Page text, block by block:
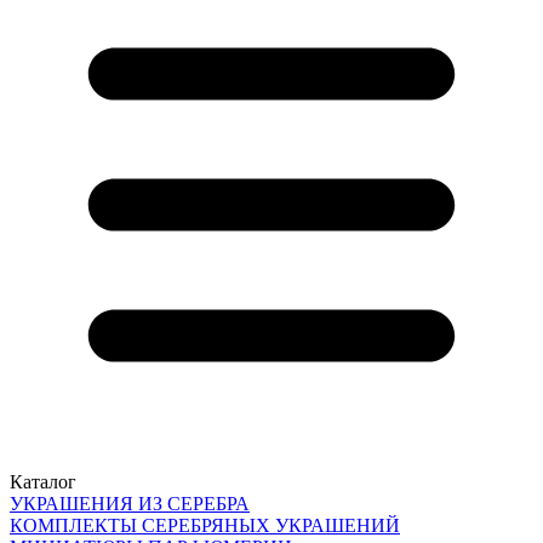
Каталог
УКРАШЕНИЯ ИЗ СЕРЕБРА
КОМПЛЕКТЫ СЕРЕБРЯНЫХ УКРАШЕНИЙ